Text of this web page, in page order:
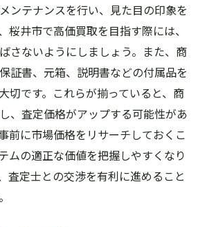
ンテナンスを行い、見た目の印象を
桜井市で高価買取を目指す際には、
さないようにしましょう。また、商
証書、元箱、説明書などの付属品を
切です。これらが揃っていると、商
、査定価格がアップする可能性があ
前に市場価格をリサーチしておくこ
ムの適正な価値を把握しやすくなり
査定士との交渉を有利に進めること